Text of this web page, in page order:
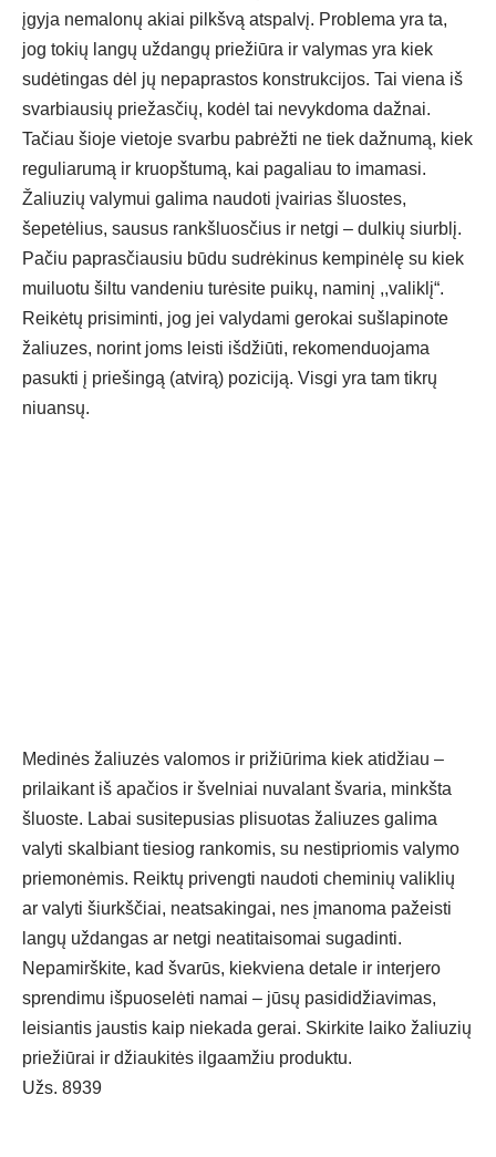
įgyja nemalonų akiai pilkšvą atspalvį. Problema yra ta,
jog tokių langų uždangų priežiūra ir valymas yra kiek
sudėtingas dėl jų nepaprastos konstrukcijos. Tai viena iš
svarbiausių priežasčių, kodėl tai nevykdoma dažnai.
Tačiau šioje vietoje svarbu pabrėžti ne tiek dažnumą, kiek
reguliarumą ir kruopštumą, kai pagaliau to imamasi.
Žaliuzių valymui galima naudoti įvairias šluostes,
šepetėlius, sausus rankšluosčius ir netgi – dulkių siurblį.
Pačiu paprasčiausiu būdu sudrėkinus kempinėlę su kiek
muiluotu šiltu vandeniu turėsite puikų, naminį ,,valiklį“.
Reikėtų prisiminti, jog jei valydami gerokai sušlapinote
žaliuzes, norint joms leisti išdžiūti, rekomenduojama
pasukti į priešingą (atvirą) poziciją. Visgi yra tam tikrų
niuansų.
Medinės žaliuzės valomos ir prižiūrima kiek atidžiau –
prilaikant iš apačios ir švelniai nuvalant švaria, minkšta
šluoste. Labai susitepusias plisuotas žaliuzes galima
valyti skalbiant tiesiog rankomis, su nestipriomis valymo
priemonėmis. Reiktų privengti naudoti cheminių valiklių
ar valyti šiurkščiai, neatsakingai, nes įmanoma pažeisti
langų uždangas ar netgi neatitaisomai sugadinti.
Nepamirškite, kad švarūs, kiekviena detale ir interjero
sprendimu išpuoselėti namai – jūsų pasididžiavimas,
leisiantis jaustis kaip niekada gerai. Skirkite laiko žaliuzių
priežiūrai ir džiaukitės ilgaamžiu produktu.
Užs. 8939